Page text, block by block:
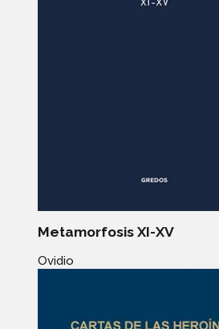
Metamorfosis XI-XV
Ovidio